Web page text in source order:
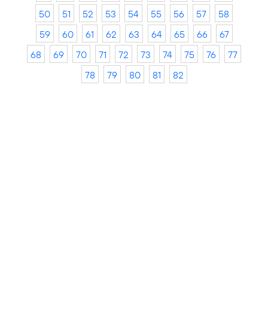
50
51 52 53 54 55 56 57
58
59
60 61 62 63 64 65 66
67
68
69 70 71 72 73 74 75 76
77
78
79 80 81 82